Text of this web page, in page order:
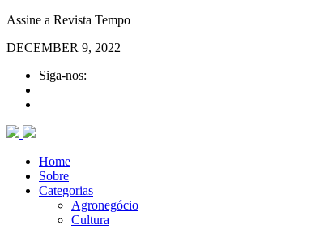
Assine a Revista Tempo
DECEMBER 9, 2022
Siga-nos:
Home
Sobre
Categorias
Agronegócio
Cultura